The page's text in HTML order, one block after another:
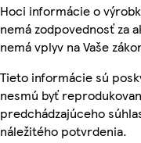
Hoci informácie o
nemá zodpovednosť za
nemá vplyv na Vaše
Tieto informácie sú
nesmú byť
predchádzajúceho
náležitého potvrdenia.